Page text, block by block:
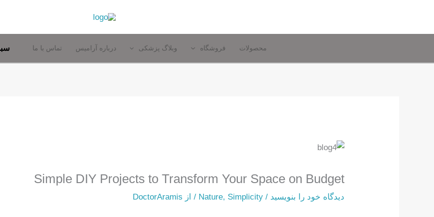
محتوا
محصولات فروشگاه وبلاگ پزشکی درباره آرامیس تماس با ما
Simple DIY Projects to Transform Your Space on Budget
دیدگاه‌ خود را بنویسید /
Nature, Simplicity / از DoctorAramis